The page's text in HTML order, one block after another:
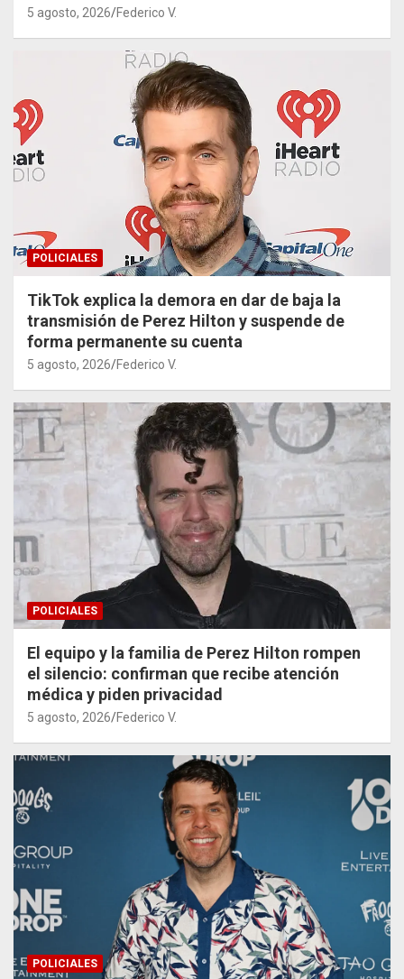
5 agosto, 2026 Federico V.
POLICIALES
TikTok explica la demora en dar de baja la
transmisión de Perez Hilton y suspende de
forma permanente su cuenta
5 agosto, 2026 Federico V.
POLICIALES
El equipo y la familia de Perez Hilton rompen
el silencio: confirman que recibe atención
médica y piden privacidad
5 agosto, 2026 Federico V.
POLICIALES